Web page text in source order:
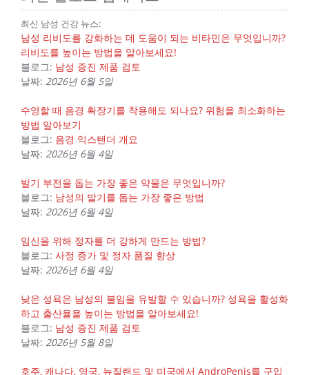
최신 남성 건강 뉴스:
남성 리비도를 강화하는 데 도움이 되는 비타민은 무엇입니까?
리비도를 높이는 방법을 알아보세요!
블로그: 남성 증진 제품 검토
날짜: 2026년 6월 5일
수영할 때 음경 확장기를 착용해도 되나요? 위험을 최소화하는
방법 알아보기
블로그: 음경 익스텐더 개요
날짜: 2026년 6월 4일
발기 부전을 돕는 가장 좋은 약물은 무엇입니까?
블로그: 남성의 발기를 돕는 가장 좋은 방법
날짜: 2026년 6월 4일
임신을 위해 정자를 더 강하게 만드는 방법?
블로그: 사정 증가 및 정자 품질 향상
날짜: 2026년 6월 4일
낮은 성욕은 남성의 불임을 유발할 수 있습니까? 성욕을 활성화
하고 출산율을 높이는 방법을 알아보세요!
블로그: 남성 증진 제품 검토
날짜: 2026년 5월 8일
호주, 캐나다, 영국, 뉴질랜드 및 미국에서 AndroPenis를 구입